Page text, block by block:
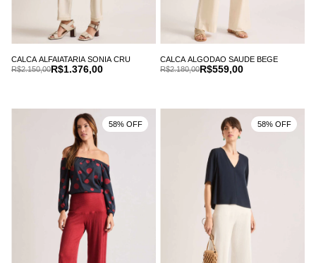
CALCA ALFAIATARIA SONIA CRU
R$1.376,00
R$2.150,00
CALCA ALGODAO SAUDE BEGE
R$559,00
R$2.180,00
58% OFF 58% OFF